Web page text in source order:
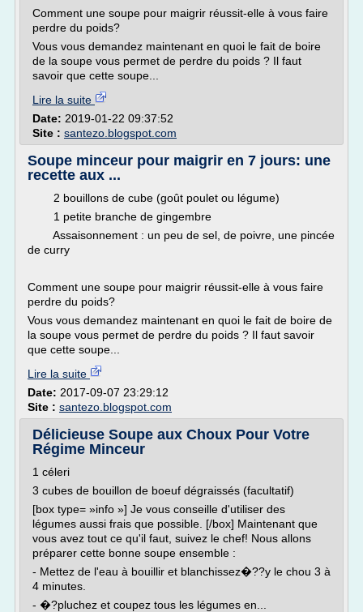
Comment une soupe pour maigrir réussit-elle à vous faire
perdre du poids?
Vous vous demandez maintenant en quoi le fait de boire
de la soupe vous permet de perdre du poids ? Il faut
savoir que cette soupe...
Lire la suite
Date: 2019-01-22 09:37:52
Site : santezo.blogspot.com
Soupe minceur pour maigrir en 7 jours: une
recette aux ...
2 bouillons de cube (goût poulet ou légume)
1 petite branche de gingembre
Assaisonnement : un peu de sel, de poivre, une pincée
de curry
Comment une soupe pour maigrir réussit-elle à vous faire
perdre du poids?
Vous vous demandez maintenant en quoi le fait de boire de
la soupe vous permet de perdre du poids ? Il faut savoir
que cette soupe...
Lire la suite
Date: 2017-09-07 23:29:12
Site : santezo.blogspot.com
Délicieuse Soupe aux Choux Pour Votre
Régime Minceur
1 céleri
3 cubes de bouillon de boeuf dégraissés (facultatif)
[box type= »info »] Je vous conseille d'utiliser des
légumes aussi frais que possible. [/box] Maintenant que
vous avez tout ce qu'il faut, suivez le chef! Nous allons
préparer cette bonne soupe ensemble :
- Mettez de l'eau à bouillir et blanchissez�??y le chou 3 à
4 minutes.
- �?pluchez et coupez tous les légumes en...